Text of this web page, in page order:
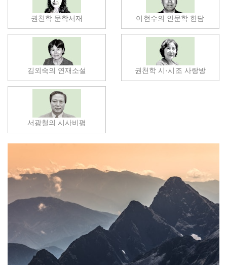
권천학 문학서재 이현수의 인문학 한담
김외숙의 연재소설 권천학 시·시조 사랑방
서광철의 시사비평